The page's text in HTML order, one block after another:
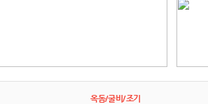
옥돔/굴비/조기